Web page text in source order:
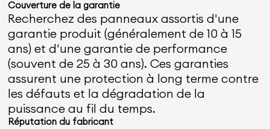
Couverture de la garantie
Recherchez des panneaux assortis d'une
garantie produit (généralement de 10 à 15
ans) et d'une garantie de performance
(souvent de 25 à 30 ans). Ces garanties
assurent une protection à long terme contre
les défauts et la dégradation de la
puissance au fil du temps.
Réputation du fabricant